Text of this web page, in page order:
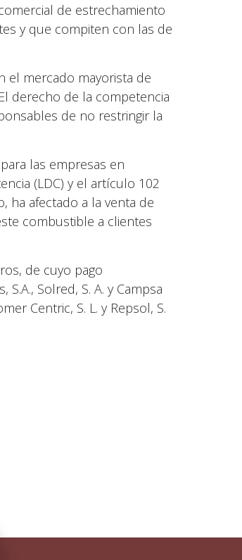
de estrechamiento
y que compiten con las de
el mercado mayorista de
derecho de la competencia
de no restringir la
las empresas en
(LDC) y el artículo 102
ha afectado a la venta de
combustible a clientes
de cuyo pago
Solred, S. A. y Campsa
Centric, S. L. y Repsol, S.